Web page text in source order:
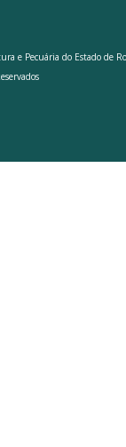
e Pecuária do Estado de